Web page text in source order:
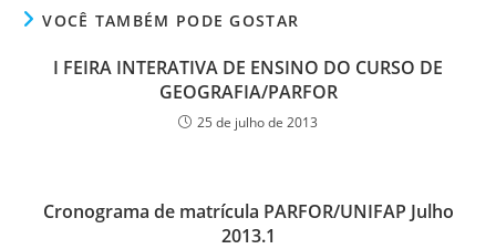
VOCÊ TAMBÉM PODE GOSTAR
I FEIRA INTERATIVA DE ENSINO DO CURSO DE
GEOGRAFIA/PARFOR
25 de julho de 2013
Cronograma de matrícula PARFOR/UNIFAP Julho
2013.1